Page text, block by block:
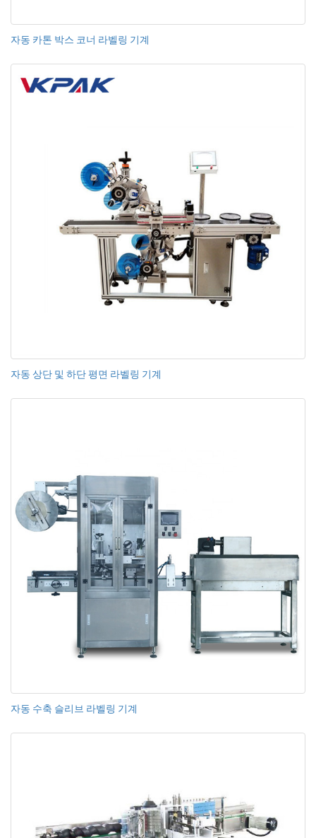
자동 카톤 박스 코너 라벨링 기계
자동 상단 및 하단 평면 라벨링 기계
자동 수축 슬리브 라벨링 기계